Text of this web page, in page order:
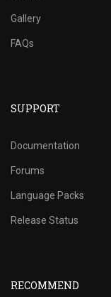
Gallery
FAQs
SUPPORT
Documentation
Forums
Language Packs
Release Status
RECOMMEND